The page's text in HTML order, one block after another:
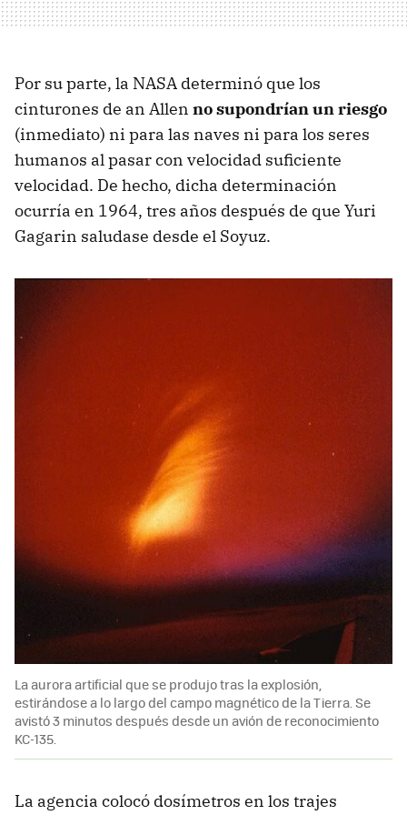
Por su parte, la NASA determinó que los
cinturones de an Allen no supondrían un riesgo
(inmediato) ni para las naves ni para los seres
humanos al pasar con velocidad suficiente
velocidad. De hecho, dicha determinación
ocurría en 1964, tres años después de que Yuri
Gagarin saludase desde el Soyuz.
La aurora artificial que se produjo tras la explosión,
estirándose a lo largo del campo magnético de la Tierra. Se
avistó 3 minutos después desde un avión de reconocimiento
KC-135.
La agencia colocó dosímetros en los trajes